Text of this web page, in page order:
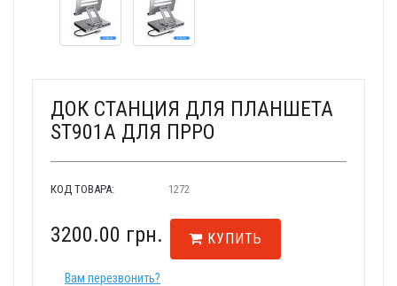
ДОК СТАНЦИЯ ДЛЯ ПЛАНШЕТА
ST901A ДЛЯ ПРРО
КОД ТОВАРА: 1272
3200.00 грн. КУПИТЬ
Вам перезвонить?